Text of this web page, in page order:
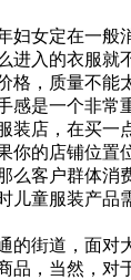
妇女定在一般
进入的衣服就
格，质量不能
感是一个非常
装店，在买一
你的店铺位置
么客户群体消
儿童服装产品
的街道，面对
品，当然，对